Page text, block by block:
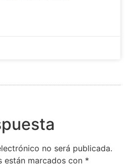
no será publicada.
están marcados con *